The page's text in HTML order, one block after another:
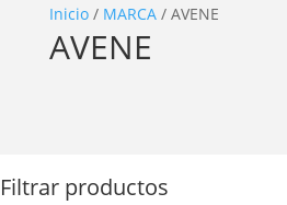
Inicio/ MARCA/ AVENE
AVENE
Filtrar productos